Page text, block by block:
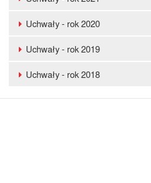
Częstochowskiego
2019
Uchwały - rok 2020
Uchwały - rok 2019
Uchwały - rok 2018